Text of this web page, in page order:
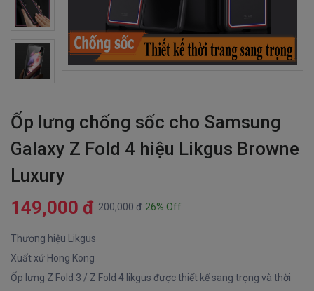
Ốp lưng chống sốc cho Samsung
Galaxy Z Fold 4 hiệu Likgus Browne
Luxury
149,000 đ 200,000 đ 26% Off
Thương hiệu Likgus
Xuất xứ Hong Kong
Ốp lưng Z Fold 3 / Z Fold 4 likgus được thiết kế sang trọng và thời